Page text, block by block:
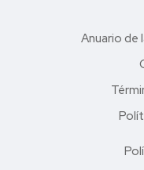
Anuario de